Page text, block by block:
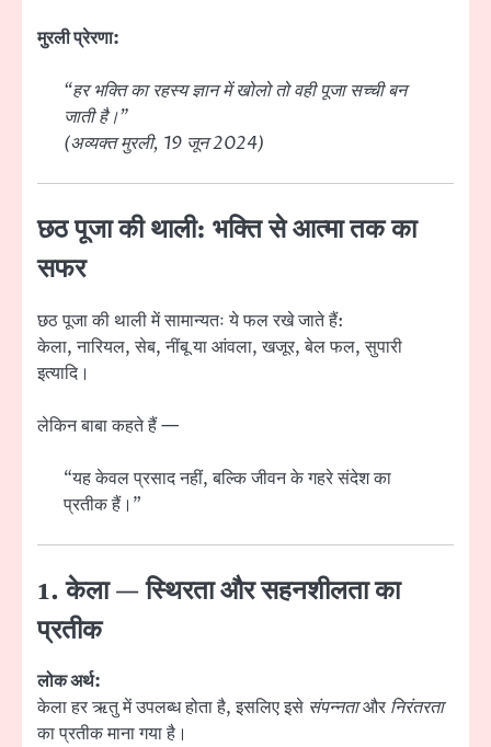
मुरली प्रेरणा:
“हर भक्ति का रहस्य ज्ञान में खोलो तो वही पूजा सच्ची बन
जाती है।”
(अव्यक्त मुरली, 19 जून 2024)
छठ पूजा की थाली: भक्ति से आत्मा तक का
सफर
छठ पूजा की थाली में सामान्यतः ये फल रखे जाते हैं:
केला, नारियल, सेब, नींबू या आंवला, खजूर, बेल फल, सुपारी
इत्यादि।
लेकिन बाबा कहते हैं —
“यह केवल प्रसाद नहीं, बल्कि जीवन के गहरे संदेश का
प्रतीक हैं।”
1. केला — स्थिरता और सहनशीलता का
प्रतीक
लोक अर्थ:
केला हर ऋतु में उपलब्ध होता है, इसलिए इसे संपन्नताऔर निरंतरता
का प्रतीक माना गया है।